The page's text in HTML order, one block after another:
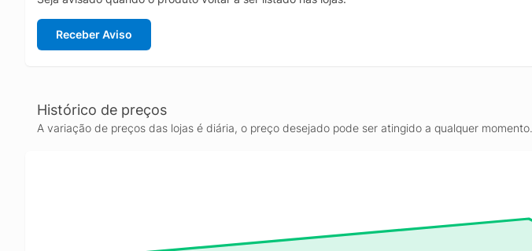
Receber Aviso
Histórico de preços
A variação de preços das lojas é diária, o preço desejado pode ser atingido a qualquer momento.